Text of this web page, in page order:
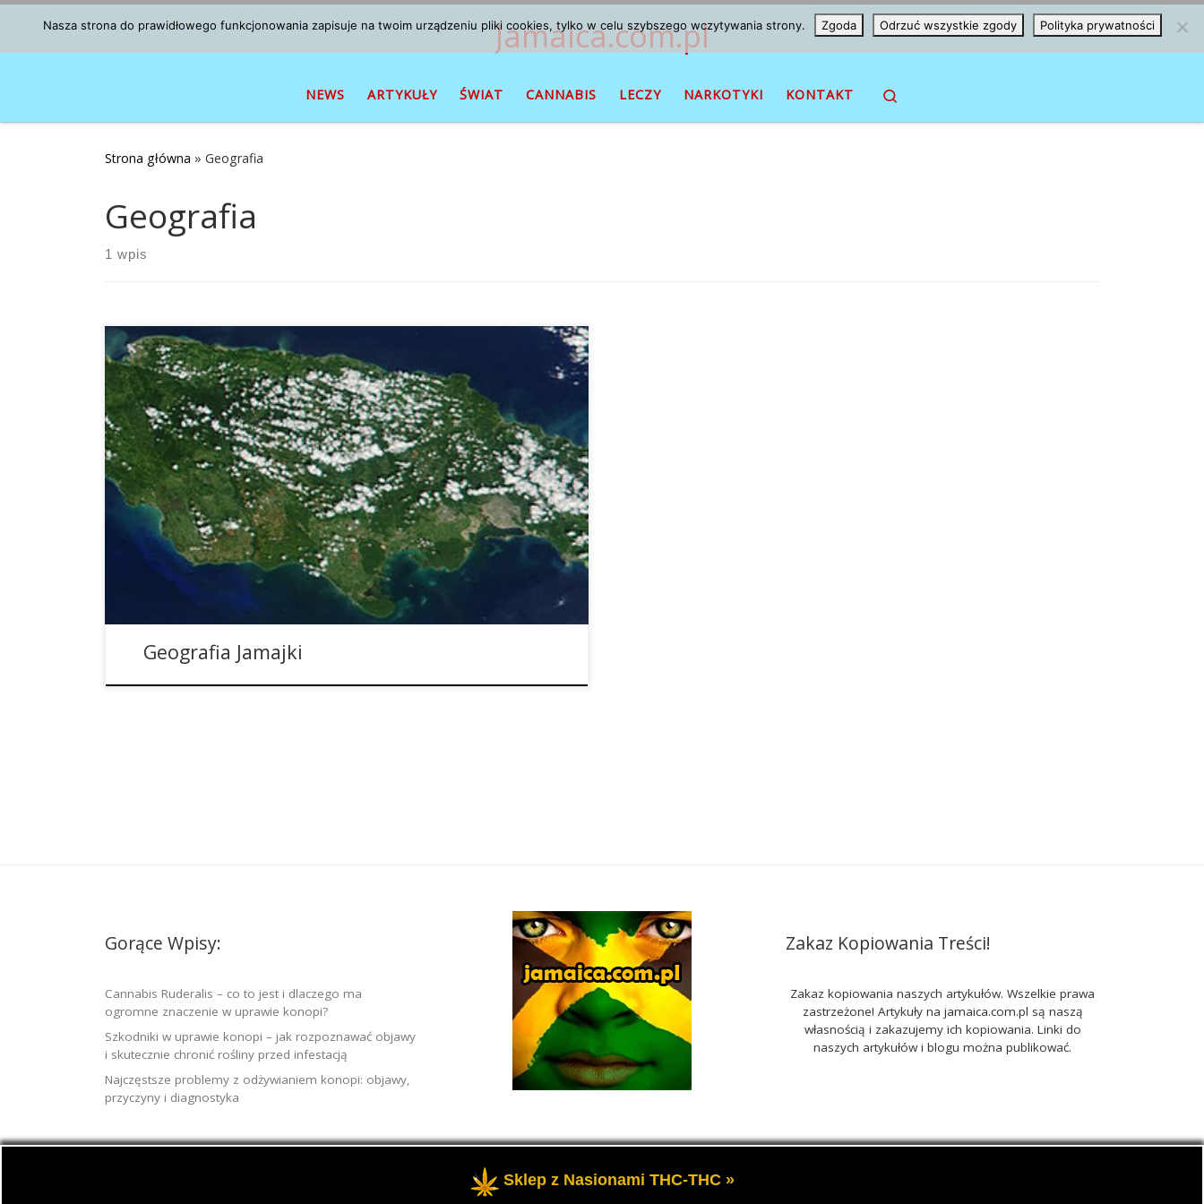
Przejdź do treści Jamaica.com.pl
NEWS ARTYKUŁY ŚWIAT CANNABIS LECZY NARKOTYKI KONTAKT
Strona główna » Geografia
Geografia
1 wpis
Jamajka to państwo położone na wyspie w archipelagu Wielkich Antyli, na
Morzu Karaibskim, która znajduje się 150 km od południowo-wschodnich
wybrzeży Kuby i około 175 km od Haiti. Co ciekawe, Jamajka to nie tylko nazwa
kraju, ale i wyspy, która wyróżnia się wyżynno-górzystym krajobrazem i
tropikalnym klimatem. Jamajkę, tak jak […]
Geografia Jamajki
Gorące Wpisy:
Cannabis Ruderalis – co to jest i dlaczego ma
ogromne znaczenie w uprawie konopi?
Szkodniki w uprawie konopi – jak rozpoznawać objawy
i skutecznie chronić rośliny przed infestacją
Najczęstsze problemy z odżywianiem konopi: objawy,
przyczyny i diagnostyka
Zakaz Kopiowania Treści!
Zakaz kopiowania naszych artykułów. Wszelkie prawa
zastrzeżone! Artykuły na jamaica.com.pl są naszą
własnością i zakazujemy ich kopiowania. Linki do
naszych artykułów i blogu można publikować.
- Portal o marihuanie THC i roślinach konopi CBD.
Nasza strona do prawidłowego funkcjonowania zapisuje na twoim urządzeniu pliki cookies, tylko w celu szybszego wczytywania strony. Zgoda Odrzuć wszystkie zgody Polityka prywatności
Sklep z Nasionami THC-THC »